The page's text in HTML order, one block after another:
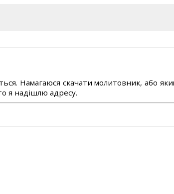
Намагаюся скачати молитовник, або
я надішлю адресу.